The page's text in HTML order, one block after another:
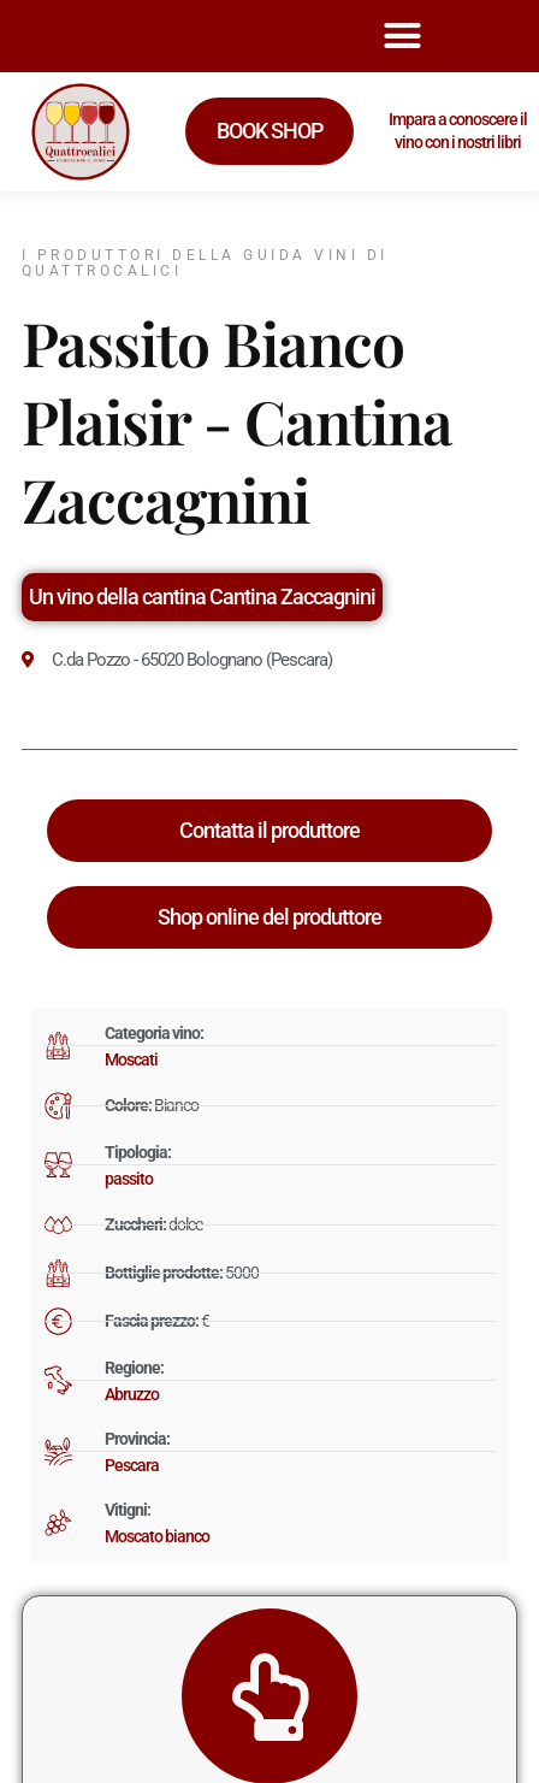
BOOK SHOP
Impara a conoscere il
vino con i nostri libri
I PRODUTTORI DELLA GUIDA VINI DI
QUATTROCALICI
Passito Bianco
Plaisir - Cantina
Zaccagnini
Un vino della cantina Cantina Zaccagnini
C.da Pozzo - 65020 Bolognano (Pescara)
Categoria vino:
Moscati
Colore:Bianco
Tipologia:
passito
Zuccheri:dolce
Bottiglie prodotte:5000
Fascia prezzo:€
Regione:
Abruzzo
Provincia:
Pescara
Vitigni:
Moscato bianco
Contatta il produttore
Shop online del produttore